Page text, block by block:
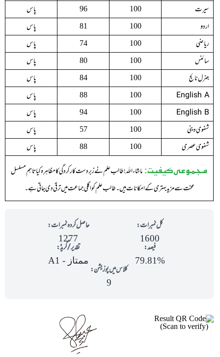
سیرت
100
96
پاس
اردو
100
81
پاس
ریاضی
100
74
پاس
سائنس
100
80
پاس
جنرل نالج
100
84
پاس
English A
100
88
پاس
English B
100
94
پاس
شفوی دینی
100
57
پاس
شفوی عصری
100
88 پاس
مجموعی کیفیت: ماشاء اللہ ! طالب علم نے زبردست کارکردگی کا مظاہرہ کیا تاہم مسلسل
محنت سے مزید بہتری کے امکانات ہیں ۔ طالب علم کو اگلی جماعت میں ترقی دی جاتی ہے ۔
کل نمبرات:
1600
حاصل کردہ نمبرات:
1277
فیصد:
79.81%
تقدیر/گریڈ:
ممتاز - A1
کلاس میں پوزیشن:
9
(Scan to verify)